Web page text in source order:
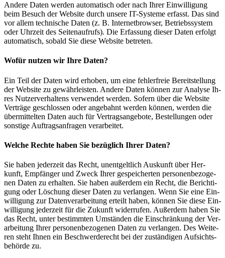
An­de­re Da­ten wer­den au­to­ma­tisch oder nach Ih­rer Ein­wil­li­gung
beim Be­such der Web­site durch un­se­re IT-Sys­te­me er­fasst. Das sind
vor al­lem tech­ni­sche Da­ten (z. B. In­ter­net­brow­ser, Be­triebs­sys­tem
oder Uhr­zeit des Sei­ten­auf­rufs). Die Er­fas­sung die­ser Da­ten er­folgt
au­to­ma­tisch, so­bald Sie die­se Web­site be­tre­ten.
Wo­für nut­zen wir Ihre Da­ten?
Ein Teil der Da­ten wird er­ho­ben, um eine feh­ler­freie Be­reit­stel­lung
der Web­site zu ge­währ­leis­ten. An­de­re Da­ten kön­nen zur Ana­ly­se Ih­
res Nut­zer­ver­hal­tens ver­wen­det wer­den. So­fern über die Web­site
Ver­trä­ge ge­schlos­sen oder an­ge­bahnt wer­den kön­nen, wer­den die
über­mit­tel­ten Da­ten auch für Ver­trags­an­ge­bo­te, Be­stel­lun­gen oder
sons­ti­ge Auf­trags­an­fra­gen ver­ar­bei­tet.
Wel­che Rech­te ha­ben Sie be­züg­lich Ih­rer Da­ten?
Sie ha­ben je­der­zeit das Recht, un­ent­gelt­lich Aus­kunft über Her­
kunft, Emp­fän­ger und Zweck Ih­rer ge­spei­cher­ten per­so­nen­be­zo­ge­
nen Da­ten zu er­hal­ten. Sie ha­ben au­ßer­dem ein Recht, die Be­rich­ti­
gung oder Lö­schung die­ser Da­ten zu ver­lan­gen. Wenn Sie eine Ein­
wil­li­gung zur Da­ten­ver­ar­bei­tung er­teilt ha­ben, kön­nen Sie die­se Ein­
wil­li­gung je­der­zeit für die Zu­kunft wi­der­ru­fen. Au­ßer­dem ha­ben Sie
das Recht, un­ter be­stimm­ten Um­stän­den die Ein­schrän­kung der Ver­
ar­bei­tung Ih­rer per­so­nen­be­zo­ge­nen Da­ten zu ver­lan­gen. Des Wei­te­
ren steht Ih­nen ein Be­schwer­de­recht bei der zu­stän­di­gen Auf­sichts­
be­hör­de zu.